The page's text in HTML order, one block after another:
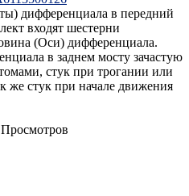
дифференциала в передний
входят шестерни
(Оси) дифференциала.
в заднем мосту зачастую
стук при трогании или
же стук при начале движения